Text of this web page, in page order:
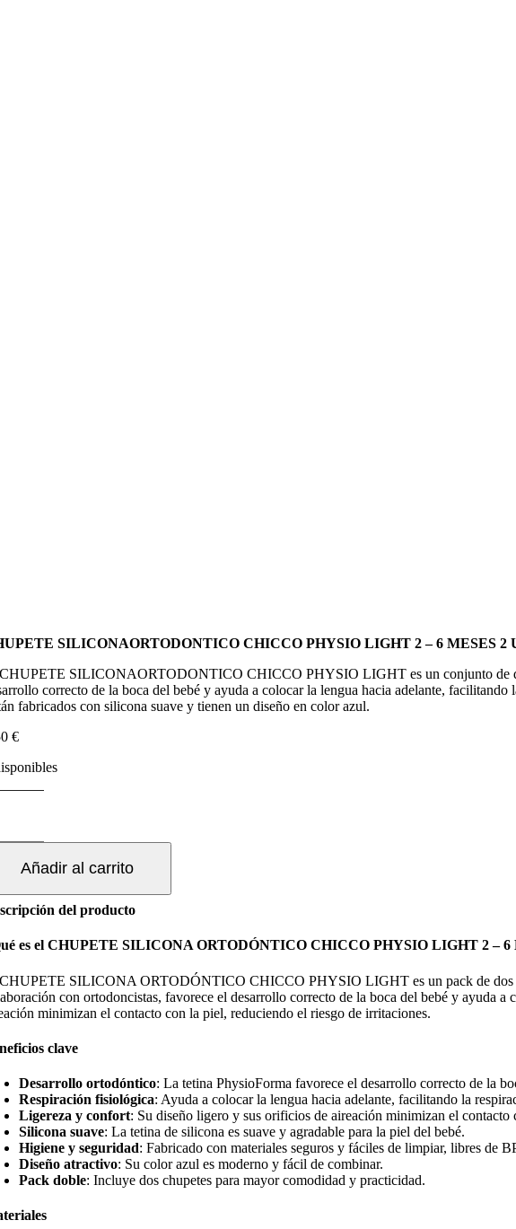
SILICONAORTODONTICO CHICCO PHYSIO LIGHT 2 – 6 MESES
SILICONAORTODONTICO CHICCO PHYSIO LIGHT es un conjunto de
correcto de la boca del bebé y ayuda a colocar la lengua hacia adelante,
fabricados con silicona suave y tienen un diseño en color azul.
€
Añadir al carrito
del producto
es el CHUPETE SILICONA ORTODÓNTICO CHICCO PHYSIO LIGHT 2 –
SILICONA ORTODÓNTICO CHICCO PHYSIO LIGHT es un pack de dos
con ortodoncistas, favorece el desarrollo correcto de la boca del bebé y ayuda
minimizan el contacto con la piel, reduciendo el riesgo de irritaciones.
clave
Desarrollo ortodóntico: La tetina PhysioForma favorece el desarrollo correcto de la
Respiración fisiológica: Ayuda a colocar la lengua hacia adelante, facilitando la
Ligereza y confort: Su diseño ligero y sus orificios de aireación minimizan el contacto
Silicona suave: La tetina de silicona es suave y agradable para la piel del bebé.
Higiene y seguridad: Fabricado con materiales seguros y fáciles de limpiar, libres de
Diseño atractivo: Su color azul es moderno y fácil de combinar.
Pack doble: Incluye dos chupetes para mayor comodidad y practicidad.